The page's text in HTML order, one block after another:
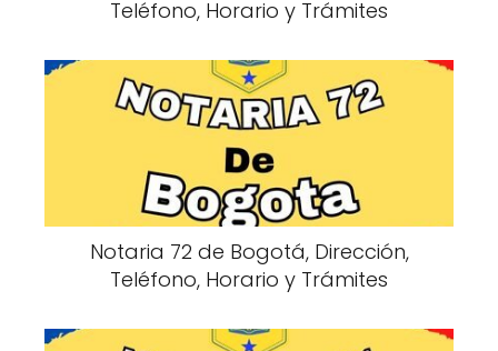
Teléfono, Horario y Trámites
Notaria 72 de Bogotá, Dirección,
Teléfono, Horario y Trámites